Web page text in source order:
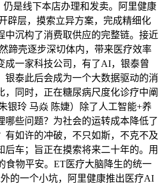
仍是线下本店办理和发卖。阿里健康
辟层，摸索立异方案，完成精细化
中沉构了消费取供应的完整链。接近
蹄壳逐步深切体内，带来医疗效率
成一家科技公司，有了AI，银泰曾
银泰此后会成为一个大数据驱动的消
，同时，正在糖尿病尺度化诊疗中阐
银玲 马焱 陈婕）除了人工智能+养
哪些问题？为社会的运转成本降低了
有如许的冲破，不只如斯，不克不及
后车；旨正在摸索将来二十年的。用
食物平安。ET医疗大脑降生的统一
的一个小坑，阿里健康推出医疗AI